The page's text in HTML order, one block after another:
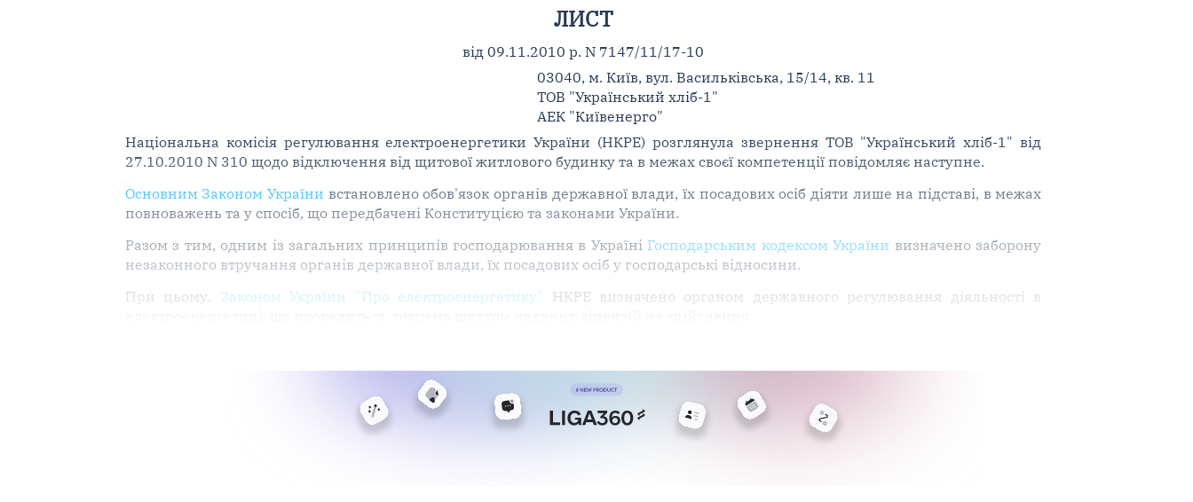
ЛИСТ
від 09.11.2010 р. N 7147/11/17-10
03040, м. Київ, вул. Васильківська, 15/14, кв. 11
ТОВ "Український хліб-1"
АЕК "Київенерго"
Національна комісія регулювання електроенергетики України (НКРЕ) розглянула звернення ТОВ "Український хліб-1" від
27.10.2010 N 310 щодо відключення від щитової житлового будинку та в межах своєї компетенції повідомляє наступне.
Основним Законом України встановлено обов'язок органів державної влади, їх посадових осіб діяти лише на підставі, в межах
повноважень та у спосіб, що передбачені Конституцією та законами України.
Разом з тим, одним із загальних принципів господарювання в Україні Господарським кодексом України визначено заборону
незаконного втручання органів державної влади, їх посадових осіб у господарські відносини.
При цьому, Законом України "Про електроенергетику"
НКРЕ визначено органом державного регулювання діяльності в